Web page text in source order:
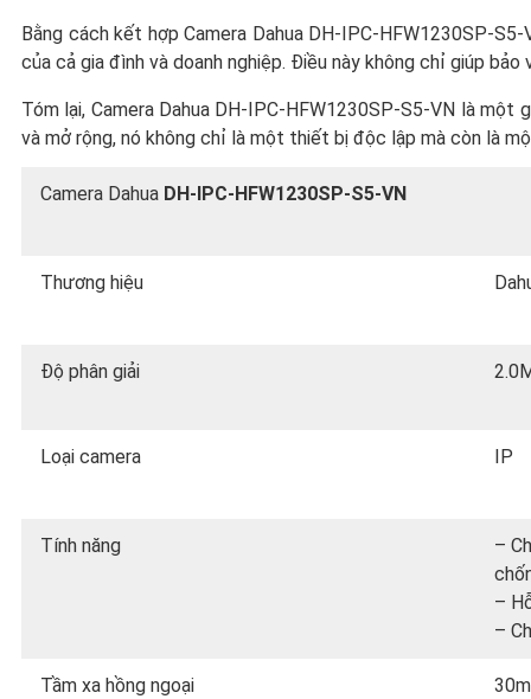
Bằng cách kết hợp Camera Dahua DH-IPC-HFW1230SP-
của cả gia đình và doanh nghiệp. Điều này không chỉ giúp
Tóm lại, Camera Dahua DH-IPC-HFW1230SP-S5-VN là một
và mở rộng, nó không chỉ là một thiết bị độc lập mà còn là
Camera Dahua DH-IPC-HFW1230SP-S5-VN
Thương hiệu
Độ phân giải
Loại camera IP
Tính năng
–
–
–
Tầm xa hồng ngoại 30m